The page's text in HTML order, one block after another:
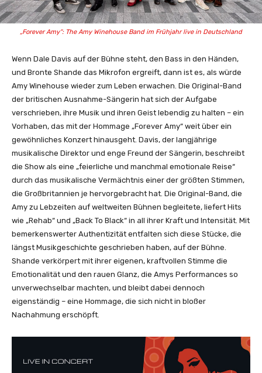
„Forever Amy“: The Amy Winehouse Band im Frühjahr live in Deutschland
Wenn Dale Davis auf der Bühne steht, den Bass in den Händen,
und Bronte Shande das Mikrofon ergreift, dann ist es, als würde
Amy Winehouse wieder zum Leben erwachen. Die Original-Band
der britischen Ausnahme-Sängerin hat sich der Aufgabe
verschrieben, ihre Musik und ihren Geist lebendig zu halten – ein
Vorhaben, das mit der Hommage „Forever Amy“ weit über ein
gewöhnliches Konzert hinausgeht. Davis, der langjährige
musikalische Direktor und enge Freund der Sängerin, beschreibt
die Show als eine „feierliche und manchmal emotionale Reise“
durch das musikalische Vermächtnis einer der größten Stimmen,
die Großbritannien je hervorgebracht hat. Die Original-Band, die
Amy zu Lebzeiten auf weltweiten Bühnen begleitete, liefert Hits
wie „Rehab“ und „Back To Black“ in all ihrer Kraft und Intensität. Mit
bemerkenswerter Authentizität entfalten sich diese Stücke, die
längst Musikgeschichte geschrieben haben, auf der Bühne.
Shande verkörpert mit ihrer eigenen, kraftvollen Stimme die
Emotionalität und den rauen Glanz, die Amys Performances so
unverwechselbar machten, und bleibt dabei dennoch
eigenständig – eine Hommage, die sich nicht in bloßer
Nachahmung erschöpft.